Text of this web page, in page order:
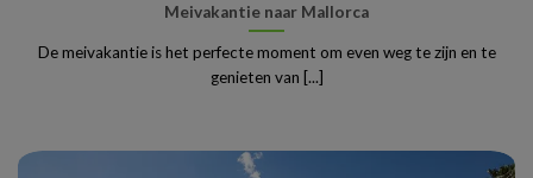
Meivakantie naar Mallorca
De meivakantie is het perfecte moment om even weg te zijn en te
genieten van [...]